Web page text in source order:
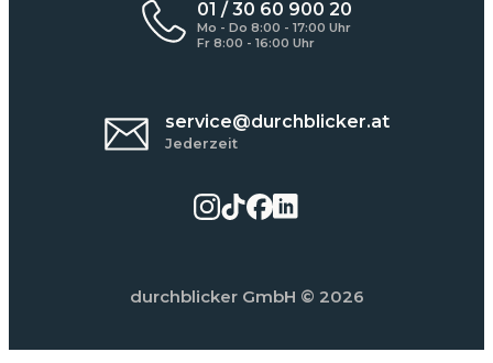
01 / 30 60 900 20
Mo - Do 8:00 - 17:00 Uhr
Fr 8:00 - 16:00 Uhr
service@durchblicker.at
Jederzeit
durchblicker GmbH © 2026